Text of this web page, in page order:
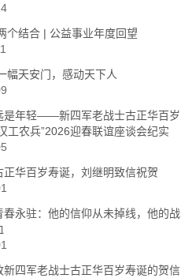
个结合 | 公益事业年度回望
幅天安门，感动天下人
是年轻——新四军老战士古正华百岁
工农兵”2026迎春联谊座谈会纪实
正华百岁寿诞，刘继明致信祝贺
春永驻：他的信仰从未掉线，他的战
新四军老战士古正华百岁寿诞的贺信